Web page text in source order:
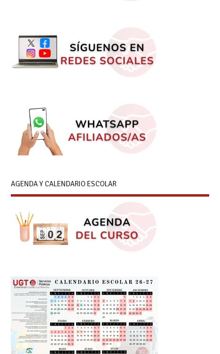
AGENDA Y CALENDARIO ESCOLAR